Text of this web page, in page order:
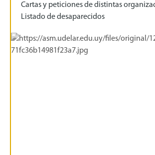
Cartas y peticiones de distintas
Listado de desaparecidos